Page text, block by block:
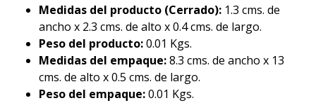
Medidas del producto (Cerrado): 1.3 cms. de
ancho x 2.3 cms. de alto x 0.4 cms. de largo.
Peso del producto:0.01 Kgs.
Medidas del empaque:8.3 cms. de ancho x 13
cms. de alto x 0.5 cms. de largo.
Peso del empaque:0.01 Kgs.